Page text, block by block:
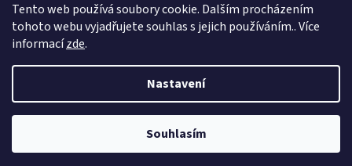
Tento web používá soubory cookie. Dalším procházením
tohoto webu vyjadřujete souhlas s jejich používáním.. Více
informacízde.
Nastavení
Souhlasím
Vytvořil Shoptet
www.esnakesub.cz. Všechna práva vyhrazena.